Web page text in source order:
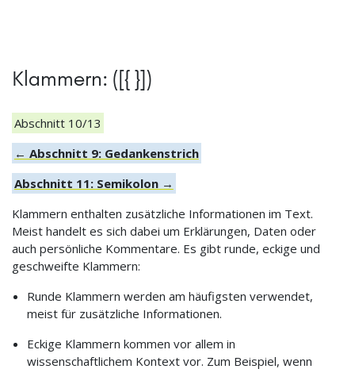
Klammern: ([{ }])
Abschnitt 10/13
← Abschnitt 9: Gedankenstrich
Abschnitt 11: Semikolon →
Klammern enthalten zusätzliche Informationen im Text.
Meist handelt es sich dabei um Erklärungen, Daten oder
auch persönliche Kommentare. Es gibt runde, eckige und
geschweifte Klammern:
Runde Klammern werden am häufigsten verwendet,
meist für zusätzliche Informationen.
Eckige Klammern kommen vor allem in
wissenschaftlichem Kontext vor. Zum Beispiel, wenn